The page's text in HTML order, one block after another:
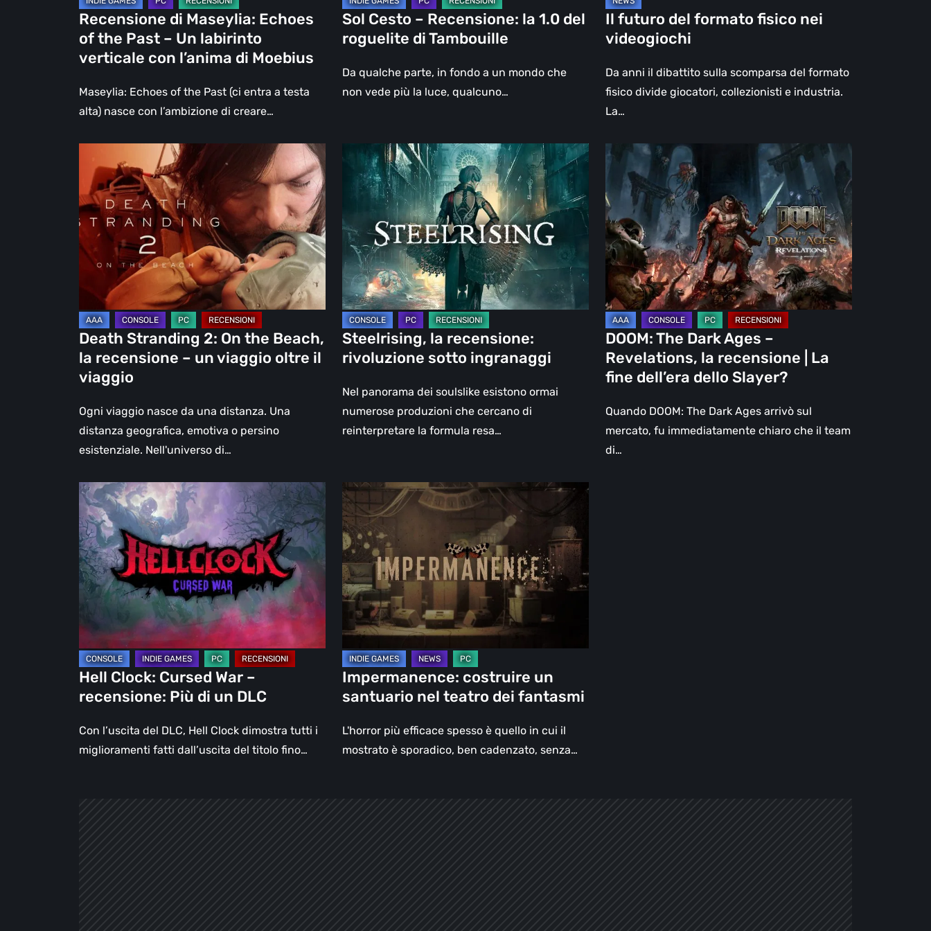
labirinto
verticale
con
l’anima
di
Moebius
Recensione di Maseylia: Echoes
of the Past – Un labirinto
verticale con l’anima di Moebius
Maseylia: Echoes of the Past (ci entra a testa
alta) nasce con l’ambizione di creare…
Tambouille
Sol Cesto – Recensione: la 1.0 del
roguelite di Tambouille
Da qualche parte, in fondo a un mondo che
non vede più la luce, qualcuno…
Il futuro del formato fisico nei
videogiochi
Da anni il dibattito sulla scomparsa del formato
fisico divide giocatori, collezionisti e industria.
La…
Stranding
2:
On
the
Beach,
recensione
–
un
viaggio
oltre
il
viaggio
Death Stranding 2: On the Beach,
la recensione – un viaggio oltre il
viaggio
Ogni viaggio nasce da una distanza. Una
distanza geografica, emotiva o persino
esistenziale. Nell'universo di…
Steelrising,
recensione:
rivoluzione
sotto
ingranaggi
Steelrising, la recensione:
rivoluzione sotto ingranaggi
Nel panorama dei soulslike esistono ormai
numerose produzioni che cercano di
reinterpretare la formula resa…
DOOM:
Dark
Ages
–
Revelations,
la
recensione
|
La
fine
dell’era
dello
Slayer?
DOOM: The Dark Ages –
Revelations, la recensione | La
fine dell’era dello Slayer?
Quando DOOM: The Dark Ages arrivò sul
mercato, fu immediatamente chiaro che il team
di…
Hell
Clock:
Cursed
War
–
recensione:
di
un
DLC
Hell Clock: Cursed War –
recensione: Più di un DLC
Con l’uscita del DLC, Hell Clock dimostra tutti i
miglioramenti fatti dall’uscita del titolo fino…
Impermanence:
costruire
un
santuario
nel
teatro
fantasmi
Impermanence: costruire un
santuario nel teatro dei fantasmi
L'horror più efficace spesso è quello in cui il
mostrato è sporadico, ben cadenzato, senza…